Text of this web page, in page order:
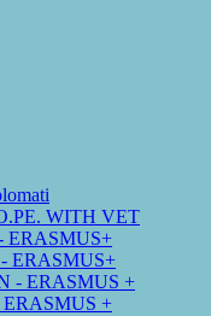
WITH VET
ERASMUS+
ERASMUS+
- ERASMUS +
ERASMUS +